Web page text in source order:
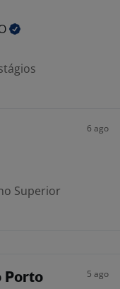
6 ago
Superior
Porto
5 ago